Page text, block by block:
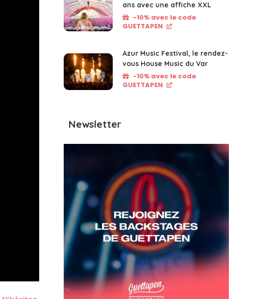
ans avec une affiche XXL
-10% avec le code
GUETTAPEN
Azur Music Festival, le rendez-
vous House Music du Var
-10% avec le code
GUETTAPEN
Newsletter